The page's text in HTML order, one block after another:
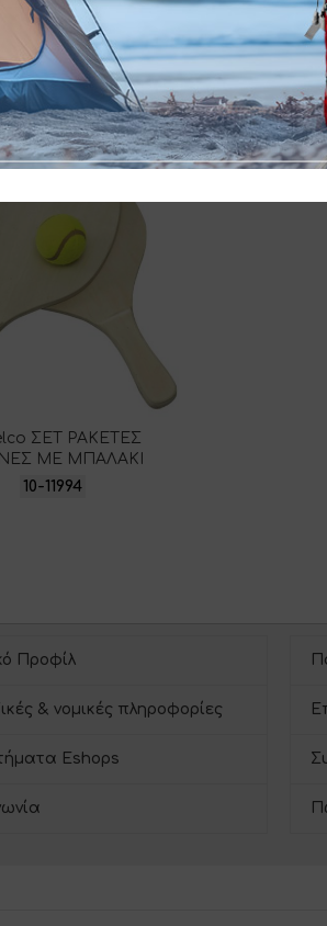
ΔΙΧΡΩΜΑ
40-21221
ΣΕΤ ΡΑΚΕΤΕΣ
ΜΕ ΜΠΑΛΑΚΙ
10-11994
Προφίλ
& νομικές πληροφορίες
Eshops